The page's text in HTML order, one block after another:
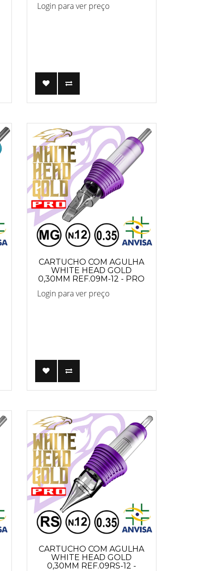
Login para ver preço
CARTUCHO COM AGULHA
WHITE HEAD GOLD
0,30MM REF.09M-12 - PRO
Login para ver preço
CARTUCHO COM AGULHA
WHITE HEAD GOLD
0,30MM REF.09RS-12 -